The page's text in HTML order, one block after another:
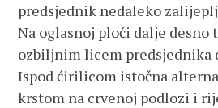
predsjednik nedaleko
Na oglasnoj ploči dalje desno
ozbiljnim licem predsjednika
Ispod ćirilicom istočna
krstom na crvenoj podlozi i